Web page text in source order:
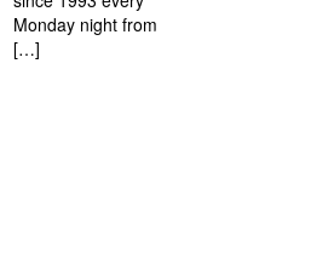
Monday night from
[…]